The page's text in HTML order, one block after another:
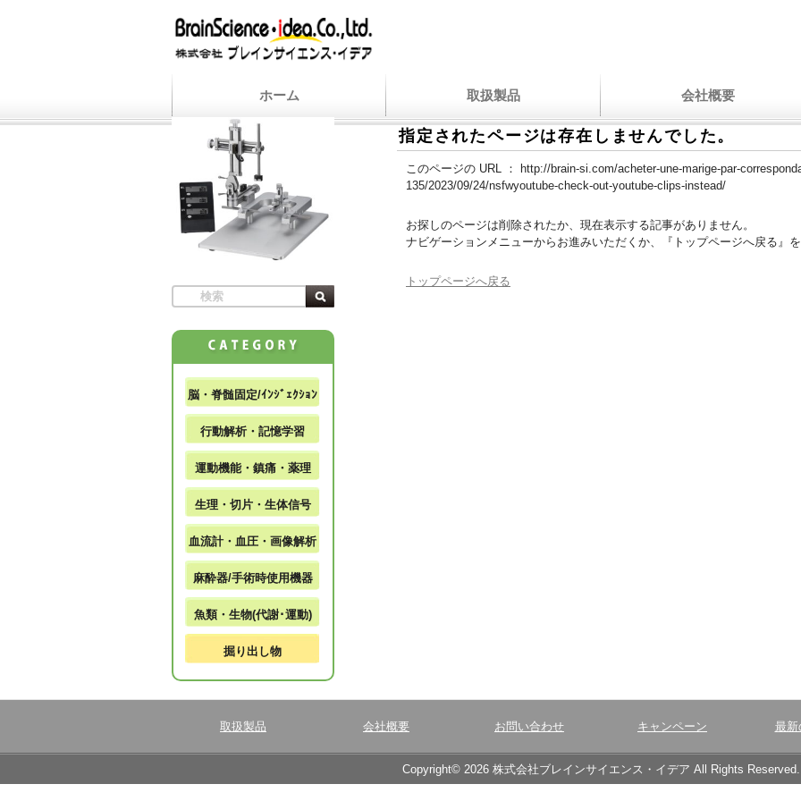
ホーム 取扱製品 会社概要
指定されたページは存在しませんでした。
このページの URL ：
http://brain-si.com/acheter-une-marige-par-
135/2023/09/24/nsfwyoutube-check-out-youtube-clips-instead/
お探しのページは削除されたか、現在表示する記事がありません。
ナビゲーションメニューからお進みいただくか、『トップページへ戻る』を
トップページへ戻る
脳・脊髄固定/ｲﾝｼﾞｪｸｼｮﾝ
行動解析・記憶学習
運動機能・鎮痛・薬理
生理・切片・生体信号
血流計・血圧・画像解析
麻酔器/手術時使用機器
魚類・生物(代謝･運動)
掘り出し物
取扱製品 会社概要 お問い合わせ キャンペーン 最新
Copyright© 2026 株式会社ブレインサイエンス・イデア All Rights Reserved.